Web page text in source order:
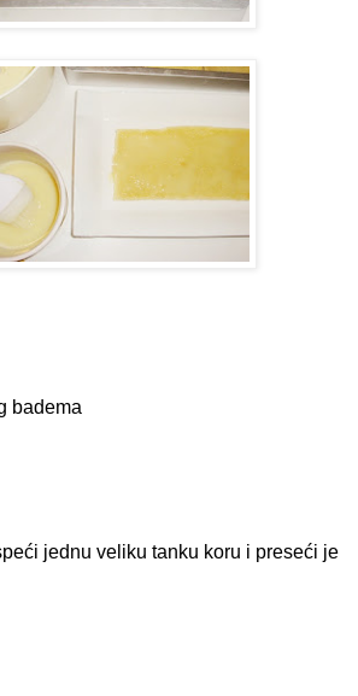
badema
jednu veliku tanku koru i preseći je